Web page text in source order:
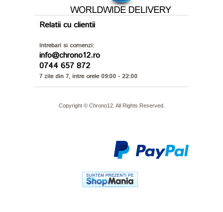
Relatii cu clientii
Intrebari si comenzi:
info@chrono12.ro
0744 657 872
7 zile din 7, intre orele 09:00 - 22:00
Copyright © Chrono12. All Rights Reserved.